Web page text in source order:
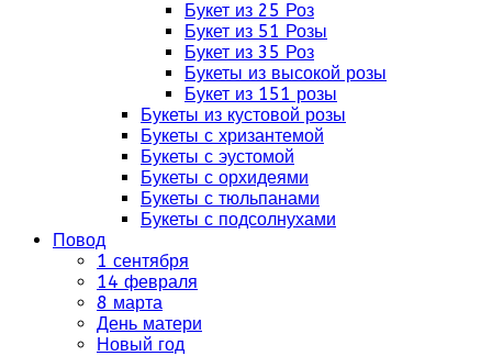
Букет из 25 Роз
Букет из 51 Розы
Букет из 35 Роз
Букеты из высокой розы
Букет из 151 розы
Букеты из кустовой розы
Букеты с хризантемой
Букеты с эустомой
Букеты с орхидеями
Букеты с тюльпанами
Букеты с подсолнухами
Повод
1 сентября
14 февраля
8 марта
День матери
Новый год